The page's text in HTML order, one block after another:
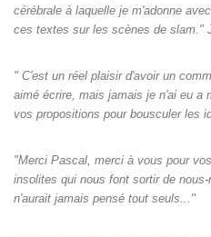
cérébrale à laquelle je m'adonne
ces textes sur les scènes de slam."
" C'est un réel plaisir d'avoir un
aimé écrire, mais jamais je n'ai eu a
vos propositions pour bousculer les
"Merci Pascal, merci à vous pour
insolites qui nous font sortir de
n'aurait jamais pensé tout seuls‌..."